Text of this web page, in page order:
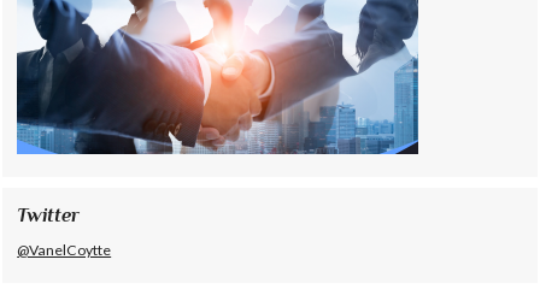
Twitter
@VanelCoytte